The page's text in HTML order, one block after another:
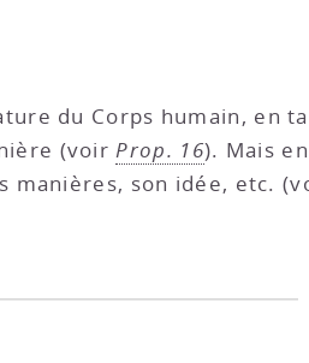
du Corps humain, en
(voirProp. 16). Mais
manières, son idée, etc.